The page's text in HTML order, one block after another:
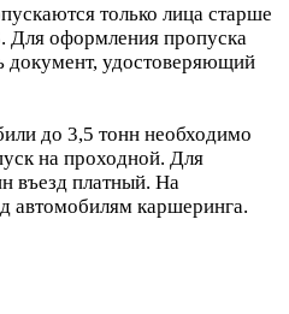
только лица старше
Для оформления пропуска
документ, удостоверяющий
до 3,5 тонн необходимо
на проходной. Для
въезд платный. На
автомобилям каршеринга.